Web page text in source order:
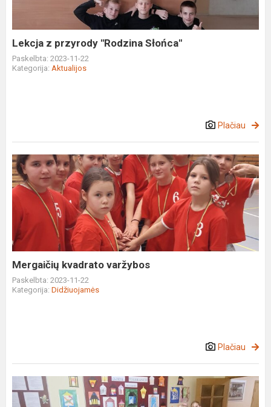
Lekcja z przyrody "Rodzina Słońca"
Paskelbta: 2023-11-22
Kategorija: Aktualijos
Plačiau
Mergaičių
kvadrato
varžybos
Mergaičių kvadrato varžybos
Paskelbta: 2023-11-22
Kategorija: Didžiuojamės
Plačiau
Dzień
Tolerancji